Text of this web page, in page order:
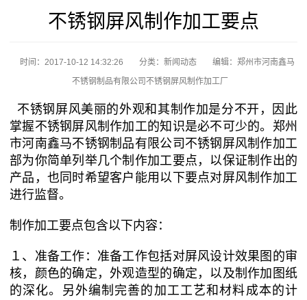
不锈钢屏风制作加工要点
时间：2017-10-12 14:32:26 分类： 新闻动态
编辑：郑州市河南鑫马
不锈钢制品有限公司不锈钢屏风制作加工厂
不锈钢屏风美丽的外观和其制作加是分不开，因此
掌握不锈钢屏风制作加工的知识是必不可少的。郑州
市河南鑫马不锈钢制品有限公司不锈钢屏风制作加工
部为你简单列举几个制作加工要点，以保证制作出的
产品，也同时希望客户能用以下要点对屏风制作加工
进行监督。
制作加工要点包含以下内容：
１、准备工作：准备工作包括对屏风设计效果图的审
核，颜色的确定，外观造型的确定，以及制作加图纸
的深化。另外编制完善的加工工艺和材料成本的计